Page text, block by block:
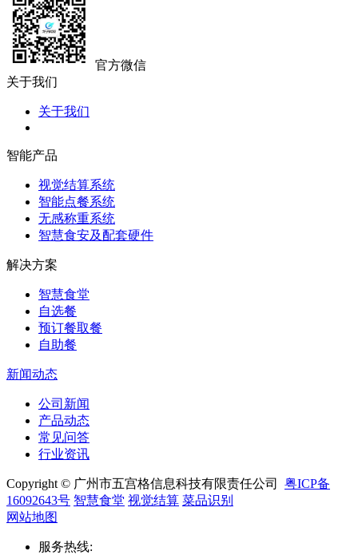
官方微信
关于我们
关于我们
智能产品
视觉结算系统
智能点餐系统
无感称重系统
智慧食安及配套硬件
解决方案
智慧食堂
自选餐
预订餐取餐
自助餐
新闻动态
公司新闻
产品动态
常见问答
行业资讯
Copyright © 广州市五宫格信息科技有限责任公司 粤ICP备
16092643号 智慧食堂 视觉结算 菜品识别
网站地图
服务热线: